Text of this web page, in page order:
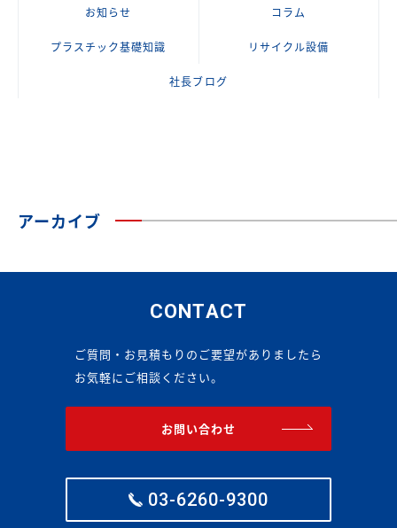
お知らせ コラム
プラスチック基礎知識 リサイクル設備
社長ブログ
アーカイブ
CONTACT
ご質問・お見積もりのご要望がありましたら
お気軽にご相談ください。
お問い合わせ
03-6260-9300